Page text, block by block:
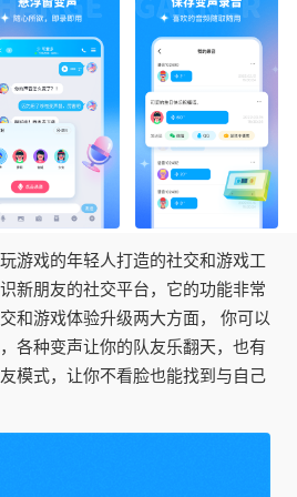
游戏的年轻人打造的社交和游戏工
新朋友的社交平台，它的功能非常
和游戏体验升级两大方面， 你可以
各种变声让你的队友乐翻天，也有
模式，让你不看脸也能找到与自己